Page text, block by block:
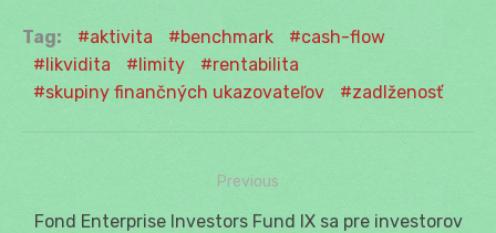
Tag: aktivita benchmark
cash-flow
likvidita
limity
rentabilita
skupiny finančných ukazovateľov
zadlženosť
Navigácia
Previous
Previous
Fond Enterprise Investors Fund IX sa pre investorov